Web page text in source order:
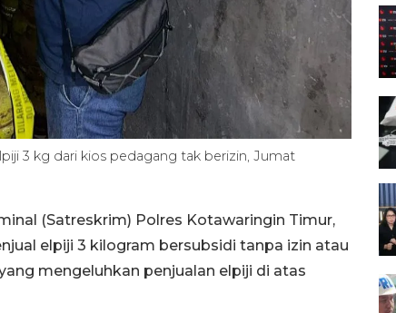
3 kg dari kios pedagang tak berizin, Jumat
(Satreskrim) Polres Kotawaringin Timur,
elpiji 3 kilogram bersubsidi tanpa izin atau
mengeluhkan penjualan elpiji di atas